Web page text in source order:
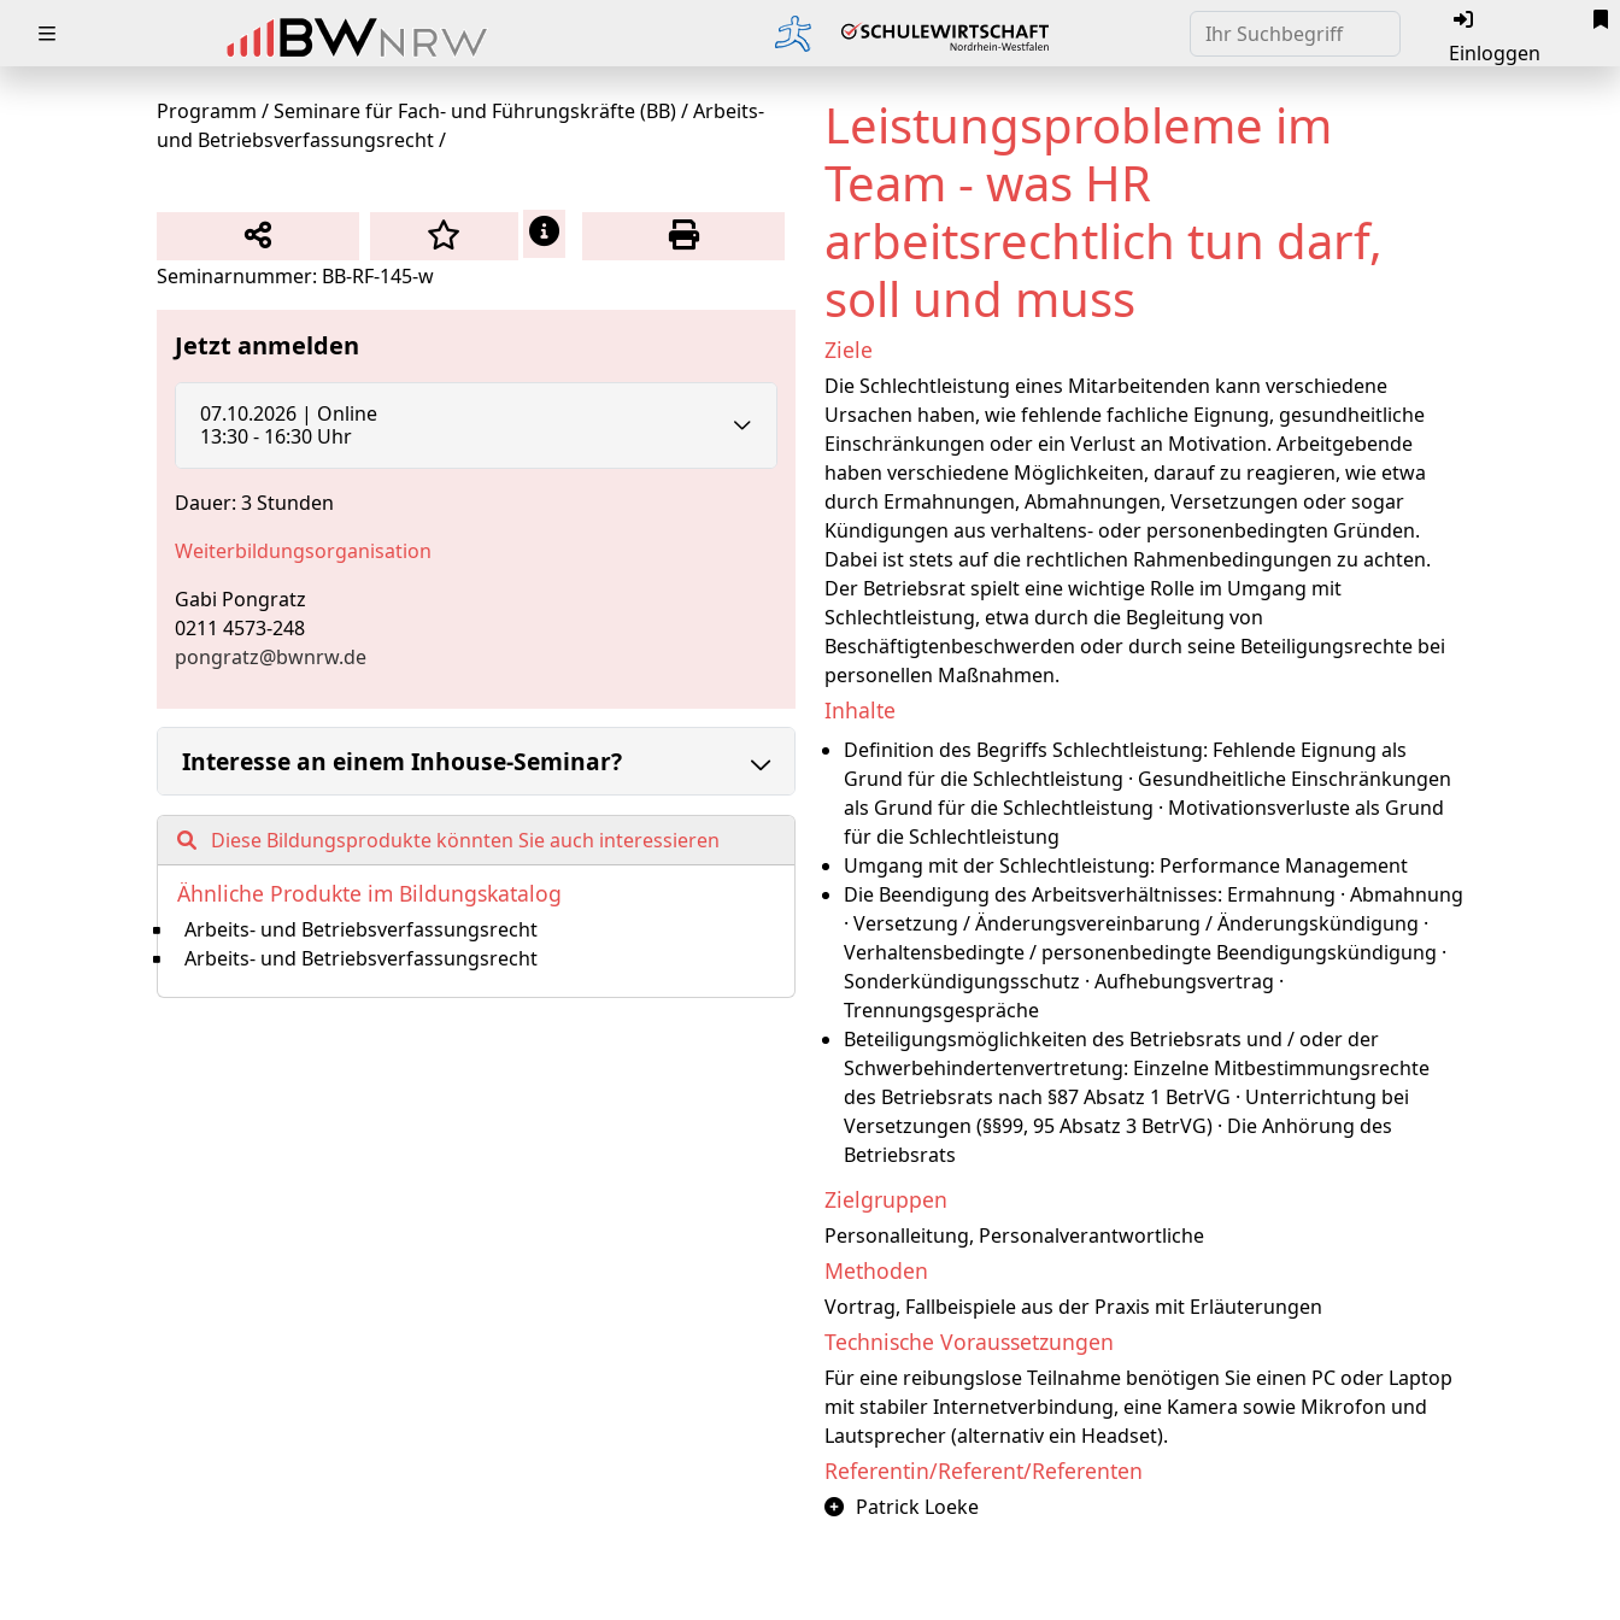
Einloggen
Programm /Seminare für Fach- und Führungskräfte (BB)/Arbeits-
und Betriebsverfassungsrecht/
Seminarnummer: BB-RF-145-w
Jetzt anmelden
07.10.2026 | Online
13:30 - 16:30 Uhr
Dauer: 3 Stunden
Weiterbildungsorganisation
Gabi Pongratz
0211 4573-248
pongratz@bwnrw.de
Interesse an einem Inhouse-Seminar?
Diese Bildungsprodukte könnten Sie auch interessieren
Ähnliche Produkte im Bildungskatalog
Arbeits- und Betriebsverfassungsrecht
Arbeits- und Betriebsverfassungsrecht
Leistungsprobleme im
Team - was HR
arbeitsrechtlich tun darf,
soll und muss
Ziele
Die Schlechtleistung eines Mitarbeitenden kann verschiedene
Ursachen haben, wie fehlende fachliche Eignung, gesundheitliche
Einschränkungen oder ein Verlust an Motivation. Arbeitgebende
haben verschiedene Möglichkeiten, darauf zu reagieren, wie etwa
durch Ermahnungen, Abmahnungen, Versetzungen oder sogar
Kündigungen aus verhaltens- oder personenbedingten Gründen.
Dabei ist stets auf die rechtlichen Rahmenbedingungen zu achten.
Der Betriebsrat spielt eine wichtige Rolle im Umgang mit
Schlechtleistung, etwa durch die Begleitung von
Beschäftigtenbeschwerden oder durch seine Beteiligungsrechte bei
personellen Maßnahmen.
Inhalte
Definition des Begriffs Schlechtleistung: Fehlende Eignung als
Grund für die Schlechtleistung · Gesundheitliche Einschränkungen
als Grund für die Schlechtleistung · Motivationsverluste als Grund
für die Schlechtleistung
Umgang mit der Schlechtleistung: Performance Management
Die Beendigung des Arbeitsverhältnisses: Ermahnung · Abmahnung
· Versetzung / Änderungsvereinbarung / Änderungskündigung ·
Verhaltensbedingte / personenbedingte Beendigungskündigung ·
Sonderkündigungsschutz · Aufhebungsvertrag ·
Trennungsgespräche
Beteiligungsmöglichkeiten des Betriebsrats und / oder der
Schwerbehindertenvertretung: Einzelne Mitbestimmungsrechte
des Betriebsrats nach §87 Absatz 1 BetrVG · Unterrichtung bei
Versetzungen (§§99, 95 Absatz 3 BetrVG) · Die Anhörung des
Betriebsrats
Zielgruppen
Personalleitung, Personalverantwortliche
Methoden
Vortrag, Fallbeispiele aus der Praxis mit Erläuterungen
Technische Voraussetzungen
Für eine reibungslose Teilnahme benötigen Sie einen PC oder Laptop
mit stabiler Internetverbindung, eine Kamera sowie Mikrofon und
Lautsprecher (alternativ ein Headset).
Referentin/Referent/Referenten
Patrick Loeke